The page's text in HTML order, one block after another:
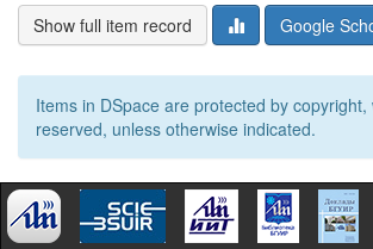
Show full item record Google
Items in DSpace are protected by copyright,
reserved, unless otherwise indicated.